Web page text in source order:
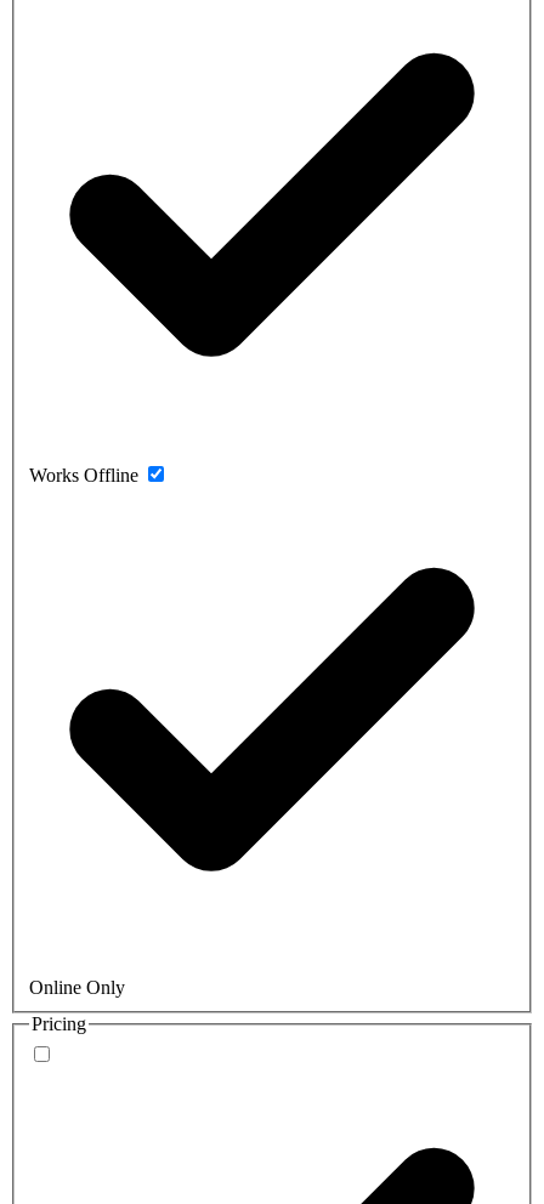
Works Offline
Online Only
Pricing